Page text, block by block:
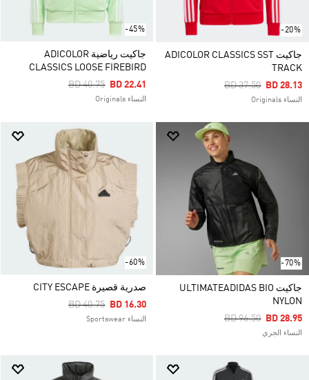
-20%
جاكيت ADICOLOR CLASSICS SST
TRACK
Price Reduced
BD 37.50ToBD 28.13
النساء Originals
-45%
جاكيت رياضية ADICOLOR
CLASSICS LOOSE FIREBIRD
Price Reduced From
BD 40.75ToBD 22.41
النساء Originals
-70%
جاكيت ULTIMATEADIDAS BIO
NYLON
Price Reduced
BD 96.50ToBD 28.95
النساء الجري
-60%
صدرية قصيرة CITY ESCAPE
Price Reduced From
BD 40.75ToBD 16.30
النساء Sportswear